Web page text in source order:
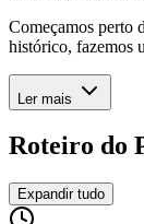
Começamos perto
histórico, fazemos
Ler mais
Roteiro do
Expandir tudo